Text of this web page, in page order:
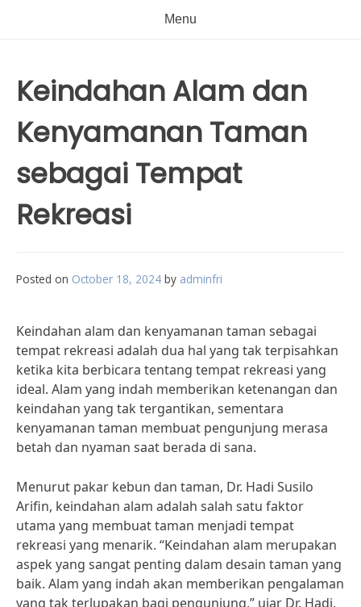
Menu
Keindahan Alam dan
Kenyamanan Taman
sebagai Tempat
Rekreasi
Posted on October 18, 2024 by adminfri
Keindahan alam dan kenyamanan taman sebagai
tempat rekreasi adalah dua hal yang tak terpisahkan
ketika kita berbicara tentang tempat rekreasi yang
ideal. Alam yang indah memberikan ketenangan dan
keindahan yang tak tergantikan, sementara
kenyamanan taman membuat pengunjung merasa
betah dan nyaman saat berada di sana.
Menurut pakar kebun dan taman, Dr. Hadi Susilo
Arifin, keindahan alam adalah salah satu faktor
utama yang membuat taman menjadi tempat
rekreasi yang menarik. “Keindahan alam merupakan
aspek yang sangat penting dalam desain taman yang
baik. Alam yang indah akan memberikan pengalaman
yang tak terlupakan bagi pengunjung,” ujar Dr. Hadi.